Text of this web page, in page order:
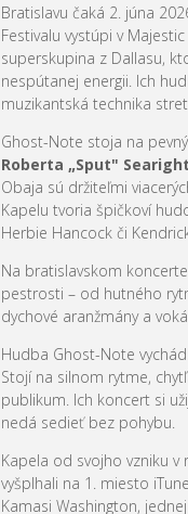
Bratislavu čaká 2. júna
Festivalu vystúpi v
superskupina z Dallasu,
nespútanej energii. Ich
muzikantská technika
Ghost-Note stoja na
Roberta „Sput"
Obaja sú držiteľmi
Kapelu tvoria špičkoví
Herbie Hancock či
Na bratislavskom
pestrosti – od hutného
dychové aranžmány a
Hudba Ghost-Note
Stojí na silnom rytme,
publikum. Ich koncert si
nedá sedieť bez pohybu.
Kapela od svojho vzniku
vyšplhali na 1. miesto
Kamasi Washington,